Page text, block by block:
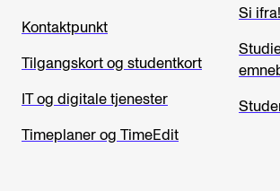
Lover og regler
Gjennomføre konserter og
Kontaktpunkt
Tilgangskort og studentkort
IT og digitale tjenester
Timeplaner og TimeEdit
Si ifra!